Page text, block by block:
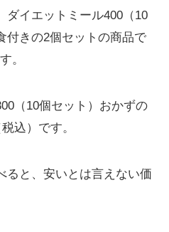
ダイエットミール400（10
付きの2個セットの商品で
。
（10個セット）おかずの
込）です。
ると、安いとは言えない価